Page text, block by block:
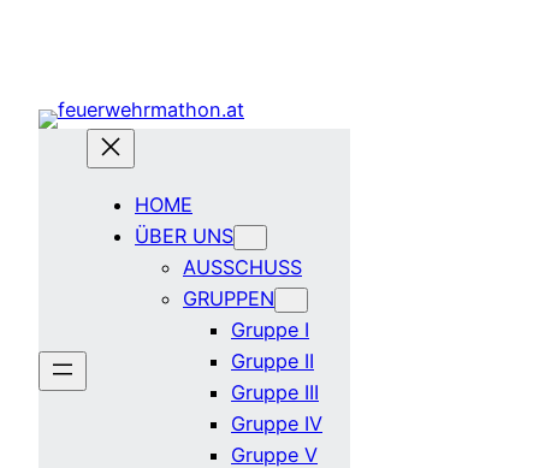
HOME
ÜBER UNS
AUSSCHUSS
GRUPPEN
Gruppe I
Gruppe II
Gruppe III
Gruppe IV
Gruppe V